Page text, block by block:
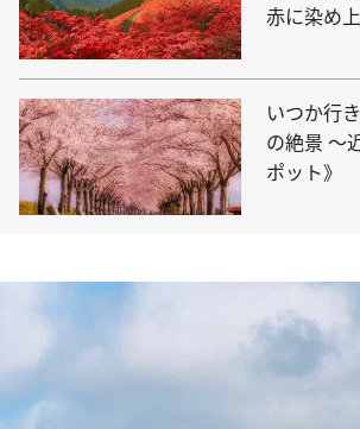
赤に染め
いつか行
の絶景 ～
ポット》